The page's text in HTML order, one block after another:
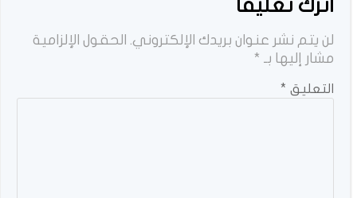
اترك تعليقاً
لن يتم نشر عنوان بريدك الإلكتروني. الحقول الإلزامية
مشار إليها بـ *
التعليق *